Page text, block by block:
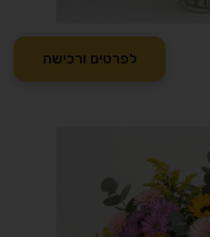
לפרטים ורכישה